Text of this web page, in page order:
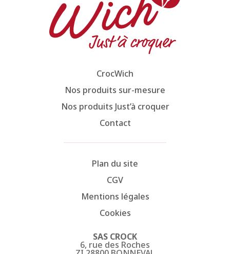
CrocWich
Nos produits sur-mesure
Nos produits Just’à croquer
Contact
Plan du site
CGV
Mentions légales
Cookies
SAS CROCK
6, rue des Roches